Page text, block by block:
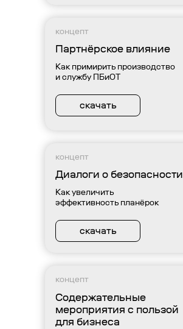
Содержательные
мероприятия с пользой
для бизнеса
концепт
Диалоги о безопасности
Как увеличить
эффективность планёрок
концепт
скачать
Партнёрское влияние
Как примирить производство
и службу ПБиОТ
концепт
скачать